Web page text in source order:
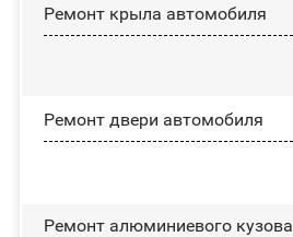
Ремонт крыла автомобиля
Ремонт двери автомобиля
Ремонт алюминиевого кузова